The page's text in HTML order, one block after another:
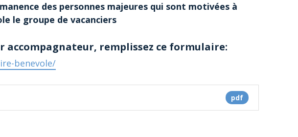
des personnes majeures qui sont motivées à
le groupe de vacanciers
accompagnateur, remplissez ce formulaire:
benevole/
pdf